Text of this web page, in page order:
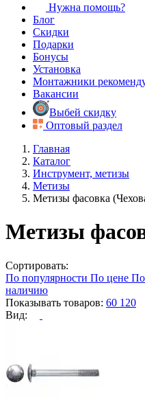
Нужна помощь?
Блог
Скидки
Подарки
Бонусы
Установка
Монтажники
Вакансии
Выбей скидку
Оптовый раздел
Главная
Каталог
Инструмент, метизы
Метизы
Метизы фасовка
Метизы
Сортировать:
По популярности По цене По
наличию
Показывать товаров: 60 120
Вид: